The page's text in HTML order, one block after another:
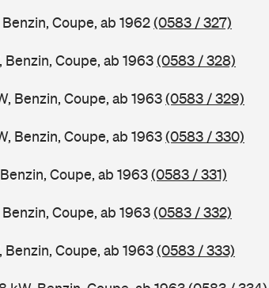
Coupe, ab 1962(0583 / 327)
Benzin, Coupe, ab 1963(0583 / 328)
Benzin, Coupe, ab 1963(0583 / 329)
Benzin, Coupe, ab 1963(0583 / 330)
Coupe, ab 1963(0583 / 331)
Coupe, ab 1963(0583 / 332)
Benzin, Coupe, ab 1963(0583 / 333)